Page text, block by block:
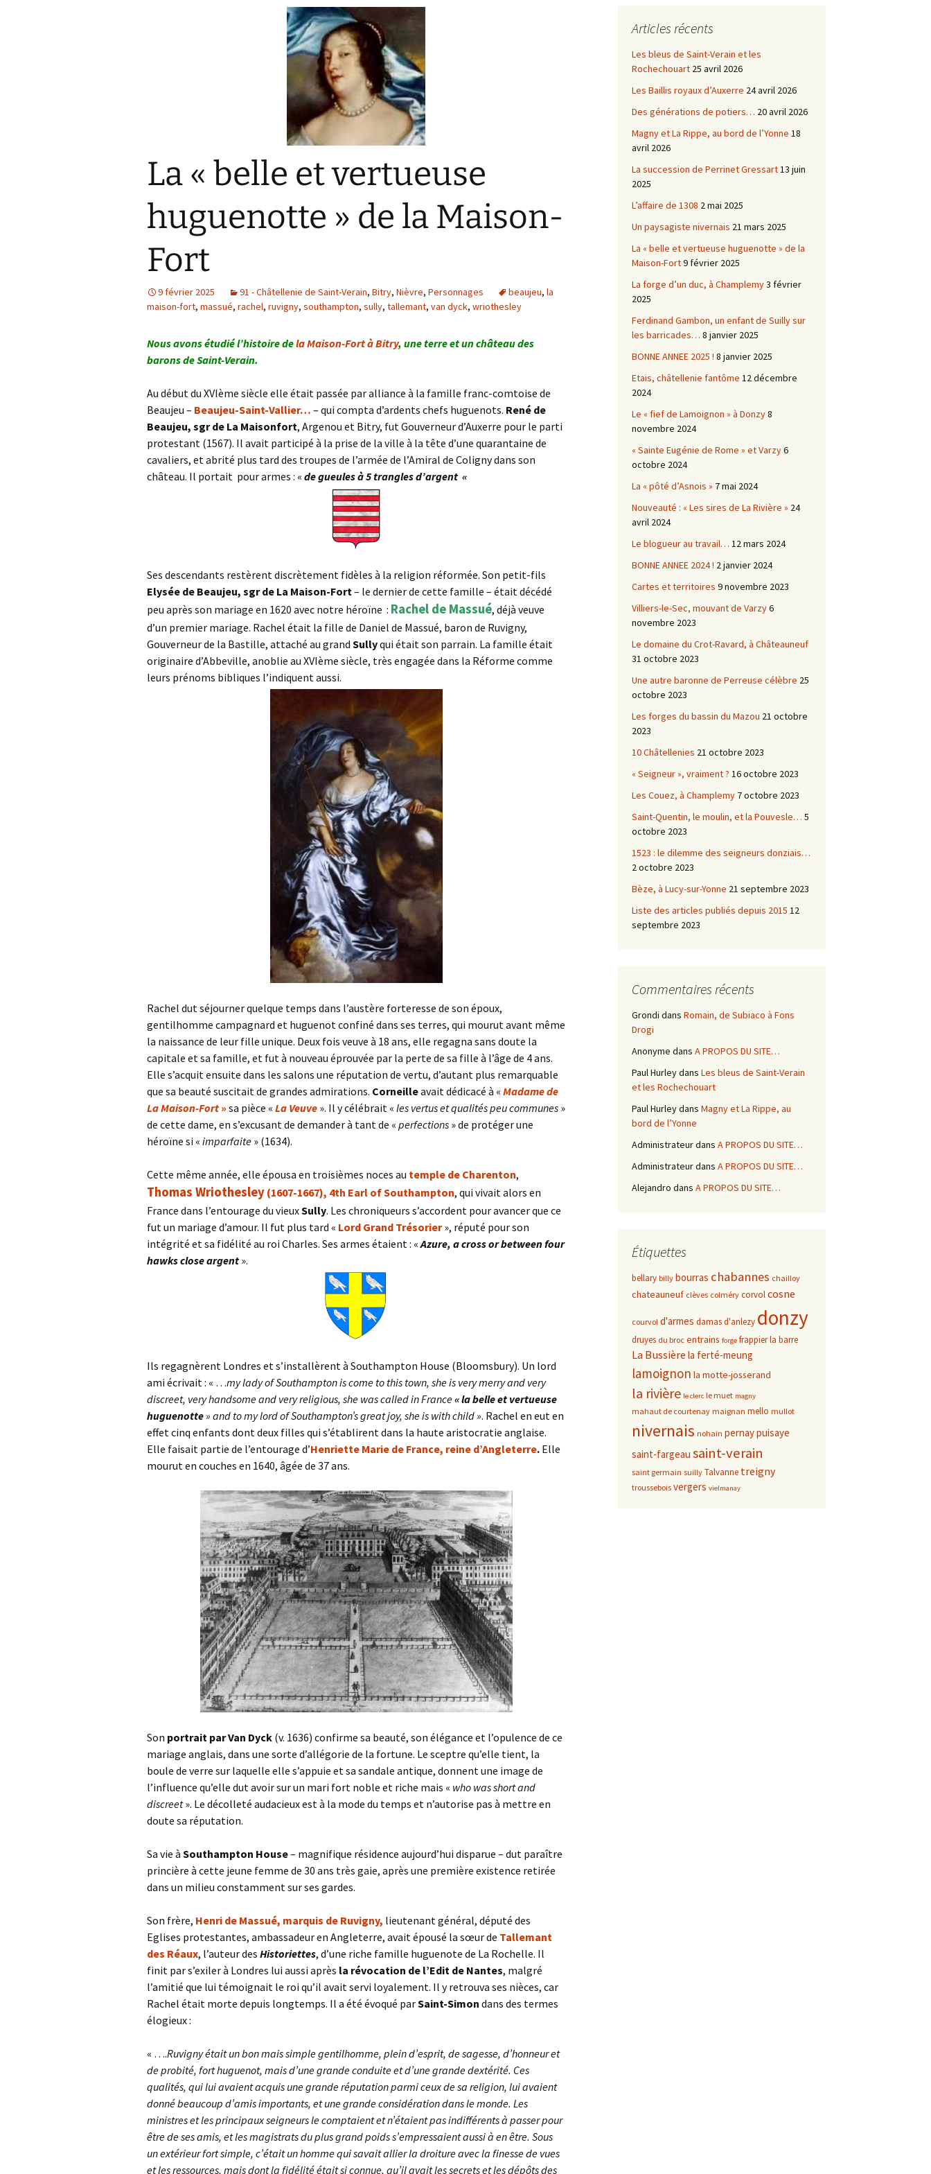
Châtellenie d’Etais
Châtellenies de Corvol et
Billy
Châtellenie de Chatel-
La « belle et vertueuse
huguenotte » de la Maison-
Fort
9 février 2025 91 - Châtellenie de Saint-Verain, Bitry, Nièvre, Personnages beaujeu, la
maison-fort, massué, rachel, ruvigny, southampton, sully, tallemant, van dyck, wriothesley
Nous avons étudié l’histoire dela Maison-Fort à Bitry, une terre et un château des
barons de Saint-Verain.
Au début du XVIème siècle elle était passée par alliance à la famille franc-comtoise de
Beaujeu – Beaujeu-Saint-Vallier… – qui compta d’ardents chefs huguenots. René de
Beaujeu, sgr de La Maisonfort, Argenou et Bitry, fut Gouverneur d’Auxerre pour le parti
protestant (1567). Il avait participé à la prise de la ville à la tête d’une quarantaine de
cavaliers, et abrité plus tard des troupes de l’armée de l’Amiral de Coligny dans son
château. Il portait pour armes : « de gueules à 5 trangles d’argent «
Ses descendants restèrent discrètement fidèles à la religion réformée. Son petit-fils
Elysée de Beaujeu, sgr de La Maison-Fort– le dernier de cette famille – était décédé
peu après son mariage en 1620 avec notre héroïne : Rachel de Massué, déjà veuve
d’un premier mariage. Rachel était la fille de Daniel de Massué, baron de Ruvigny,
Gouverneur de la Bastille, attaché au grand Sullyqui était son parrain. La famille était
originaire d’Abbeville, anoblie au XVIème siècle, très engagée dans la Réforme comme
leurs prénoms bibliques l’indiquent aussi.
Rachel dut séjourner quelque temps dans l’austère forteresse de son époux,
gentilhomme campagnard et huguenot confiné dans ses terres, qui mourut avant même
la naissance de leur fille unique. Deux fois veuve à 18 ans, elle regagna sans doute la
capitale et sa famille, et fut à nouveau éprouvée par la perte de sa fille à l’âge de 4 ans.
Elle s’acquit ensuite dans les salons une réputation de vertu, d’autant plus remarquable
que sa beauté suscitait de grandes admirations. Corneilleavait dédicacé à « Madame de
La Maison-Fort » sa pièce « La Veuve ». Il y célébrait « les vertus et qualités peu communes »
de cette dame, en s’excusant de demander à tant de « perfections » de protéger une
héroïne si « imparfaite » (1634).
Cette même année, elle épousa en troisièmes noces au temple de Charenton,
Thomas Wriothesley (1607-1667), 4th Earl of Southampton, qui vivait alors en
France dans l’entourage du vieuxSully. Les chroniqueurs s’accordent pour avancer que ce
fut un mariage d’amour. Il fut plus tard « Lord Grand Trésorier », réputé pour son
intégrité et sa fidélité au roi Charles. Ses armes étaient : «Azure, a cross or between four
hawks close argent ».
Ils regagnèrent Londres et s’installèrent à Southampton House (Bloomsbury). Un lord
ami écrivait : « …my lady of Southampton is come to this town, she is very merry and very
discreet, very handsome and very religious, she was called in France« la belle et vertueuse
huguenotte» and to my lord of Southampton’s great joy, she is with child ». Rachel en eut en
effet cinq enfants dont deux filles qui s’établirent dans la haute aristocratie anglaise.
Elle faisait partie de l’entourage d’Henriette Marie de France, reine d’Angleterre. Elle
mourut en couches en 1640, âgée de 37 ans.
Son portrait par Van Dyck (v. 1636) confirme sa beauté, son élégance et l’opulence de ce
mariage anglais, dans une sorte d’allégorie de la fortune. Le sceptre qu’elle tient, la
boule de verre sur laquelle elle s’appuie et sa sandale antique, donnent une image de
l’influence qu’elle dut avoir sur un mari fort noble et riche mais « who was short and
discreet». Le décolleté audacieux est à la mode du temps et n’autorise pas à mettre en
doute sa réputation.
Sa vie à Southampton House– magnifique résidence aujourd’hui disparue – dut paraître
princière à cette jeune femme de 30 ans très gaie, après une première existence retirée
dans un milieu constamment sur ses gardes.
Son frère, Henri de Massué, marquis de Ruvigny, lieutenant général, député des
Eglises protestantes, ambassadeur en Angleterre, avait épousé la sœur de Tallemant
des Réaux, l’auteur des Historiettes, d’une riche famille huguenote de La Rochelle. Il
finit par s’exiler à Londres lui aussi après la révocation de l’Edit de Nantes, malgré
l’amitié que lui témoignait le roi qu’il avait servi loyalement. Il y retrouva ses nièces, car
Rachel était morte depuis longtemps. Il a été évoqué parSaint-Simon dans des termes
élogieux :
« ….Ruvigny était un bon mais simple gentilhomme, plein d’esprit, de sagesse, d’honneur et
de probité, fort huguenot, mais d’une grande conduite et d’une grande dextérité. Ces
qualités, qui lui avaient acquis une grande réputation parmi ceux de sa religion, lui avaient
donné beaucoup d’amis importants, et une grande considération dans le monde. Les
ministres et les principaux seigneurs le comptaient et n’étaient pas indifférents à passer pour
être de ses amis, et les magistrats du plus grand poids s’empressaient aussi à en être. Sous
un extérieur fort simple, c’était un homme qui savait allier la droiture avec la finesse de vues
et les ressources, mais dont la fidélité était si connue, qu’il avait les secrets et les dépôts des
Articles récents
Les bleus de Saint-Verain et les
Rochechouart 25 avril 2026
Les Baillis royaux d’Auxerre 24 avril 2026
Des générations de potiers… 20 avril 2026
Magny et La Rippe, au bord de l’Yonne 18
avril 2026
La succession de Perrinet Gressart13 juin
2025
L’affaire de 1308 2 mai 2025
Un paysagiste nivernais 21 mars 2025
La « belle et vertueuse huguenotte » de la
Maison-Fort9 février 2025
La forge d’un duc, à Champlemy3 février
2025
Ferdinand Gambon, un enfant de Suilly sur
les barricades… 8 janvier 2025
BONNE ANNEE 2025 ! 8 janvier 2025
Etais, châtellenie fantôme 12 décembre
2024
Le « fief de Lamoignon » à Donzy8
novembre 2024
« Sainte Eugénie de Rome » et Varzy6
octobre 2024
La « pôté d’Asnois » 7 mai 2024
Nouveauté : « Les sires de La Rivière » 24
avril 2024
Le blogueur au travail… 12 mars 2024
BONNE ANNEE 2024 ! 2 janvier 2024
Cartes et territoires 9 novembre 2023
Villiers-le-Sec, mouvant de Varzy6
novembre 2023
Le domaine du Crot-Ravard, à Châteauneuf
31 octobre 2023
Une autre baronne de Perreuse célèbre 25
octobre 2023
Les forges du bassin du Mazou 21 octobre
2023
10 Châtellenies 21 octobre 2023
« Seigneur », vraiment ? 16 octobre 2023
Les Couez, à Champlemy 7 octobre 2023
Saint-Quentin, le moulin, et la Pouvesle… 5
octobre 2023
1523 : le dilemme des seigneurs donziais…
2 octobre 2023
Bèze, à Lucy-sur-Yonne 21 septembre 2023
Liste des articles publiés depuis 2015 12
septembre 2023
Commentaires récents
Grondi dans Romain, de Subiaco à Fons
Drogi
Anonyme dans A PROPOS DU SITE…
Paul Hurleydans Les bleus de Saint-Verain
et les Rochechouart
Paul Hurleydans Magny et La Rippe, au
bord de l’Yonne
Administrateurdans A PROPOS DU SITE…
Administrateurdans A PROPOS DU SITE…
Alejandro dans A PROPOS DU SITE…
Étiquettes
bellary billy bourras chabannes chailloy
chateauneuf clèves colméry corvolcosne
courvol d'armes damas d'anlezy donzy
druyes du broc entrains forge frappierla barre
La Bussière la ferté-meung
lamoignon la motte-josserand
la rivière le clerc le muet magny
mahaut de courtenay maignan mello mullot
nivernais nohain pernaypuisaye
saint-fargeau saint-verain
saint germain suilly Talvanne treigny
troussebois vergers vielmanay